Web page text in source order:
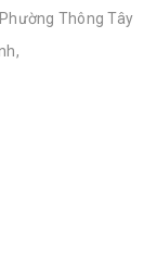
Thông Tây